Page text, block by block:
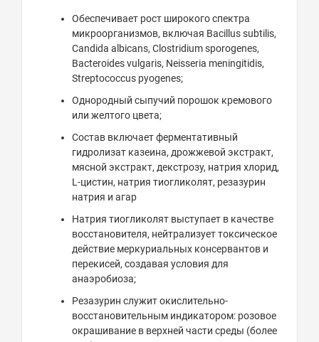
Обеспечивает рост широкого спектра
микроорганизмов, включая Bacillus subtilis,
Candida albicans, Clostridium sporogenes,
Bacteroides vulgaris, Neisseria meningitidis,
Streptococcus pyogenes;
Однородный сыпучий порошок кремового
или желтого цвета;
Состав включает ферментативный
гидролизат казеина, дрожжевой экстракт,
мясной экстракт, декстрозу, натрия хлорид,
L-цистин, натрия тиогликолят, резазурин
натрия и агар
Натрия тиогликолят выступает в качестве
восстановителя, нейтрализует токсическое
действие меркуриальных консервантов и
перекисей, создавая условия для
анаэробиоза;
Резазурин служит окислительно-
восстановительным индикатором: розовое
окрашивание в верхней части среды (более